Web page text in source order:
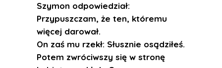
Szymon odpowiedział:
Przypuszczam, że ten, któremu
więcej darował.
On zaś mu rzekł: Słusznie osądziłeś.
Potem zwróciwszy się w stronę